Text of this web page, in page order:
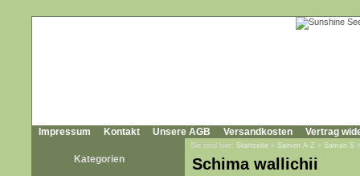
Impressum Kontakt Unsere AGB Versandkosten Vertrag
Kategorien
Sie sind hier: Startseite » Samen A-Z » Samen S
Schima wallichii